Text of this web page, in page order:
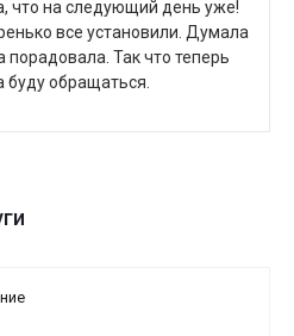
что на следующий день уже!
все установили. Думала
Так что теперь
буду обращаться.